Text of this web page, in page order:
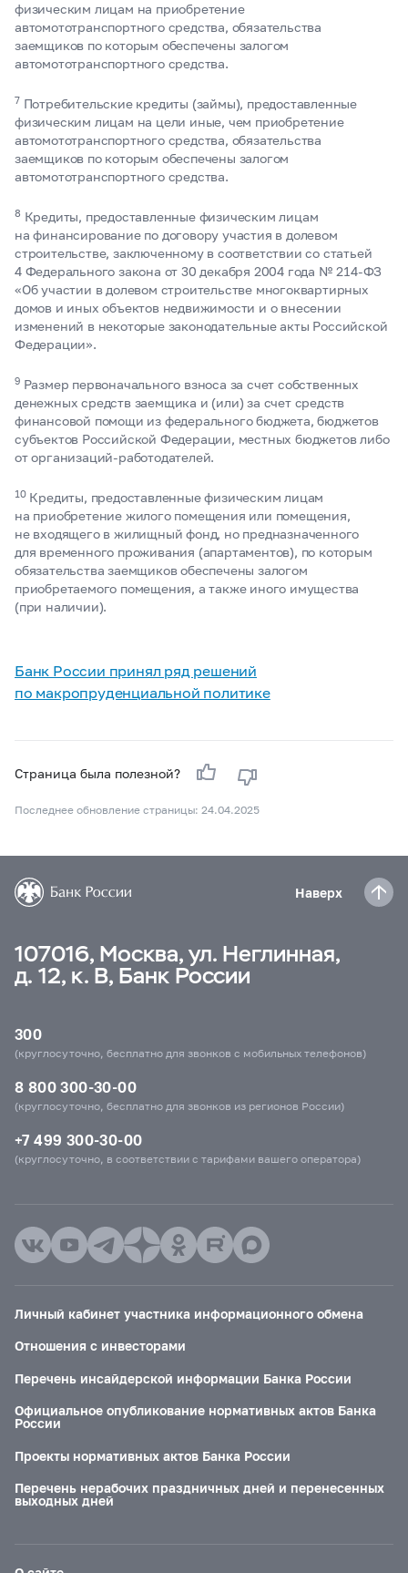
физическим лицам на приобретение
автомототранспортного средства, обязательства
заемщиков по которым обеспечены залогом
автомототранспортного средства.
7 Потребительские кредиты (займы), предоставленные
физическим лицам на цели иные, чем приобретение
автомототранспортного средства, обязательства
заемщиков по которым обеспечены залогом
автомототранспортного средства.
8 Кредиты, предоставленные физическим лицам
на финансирование по договору участия в долевом
строительстве, заключенному в соответствии со статьей
4 Федерального закона от 30 декабря 2004 года №214-ФЗ
«Об участии в долевом строительстве многоквартирных
домов и иных объектов недвижимости и о внесении
изменений в некоторые законодательные акты Российской
Федерации».
9Размер первоначального взноса за счет собственных
денежных средств заемщика и (или) за счет средств
финансовой помощи из федерального бюджета, бюджетов
субъектов Российской Федерации, местных бюджетов либо
от организаций-работодателей.
10Кредиты, предоставленные физическим лицам
на приобретение жилого помещения или помещения,
не входящего в жилищный фонд, но предназначенного
для временного проживания (апартаментов), по которым
обязательства заемщиков обеспечены залогом
приобретаемого помещения, а также иного имущества
(при наличии).
Банк России принял ряд решений
по макропруденциальной политике
Страница была полезной?
Последнее обновление страницы: 24.04.2025
Наверх
107016, Москва, ул. Неглинная,
д. 12, к. В, Банк России
300
(круглосуточно, бесплатно для звонков с мобильных телефонов)
8 800 300-30-00
(круглосуточно, бесплатно для звонков из регионов России)
+7 499 300-30-00
(круглосуточно, в соответствии с тарифами вашего оператора)
Личный кабинет участника информационного обмена
Отношения с инвесторами
Перечень инсайдерской информации Банка России
Официальное опубликование нормативных актов Банка
России
Проекты нормативных актов Банка России
Перечень нерабочих праздничных дней и перенесенных
выходных дней